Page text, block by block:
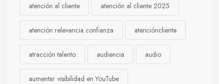
atención al cliente atención al cliente 2025
atención relevancia confianza atencióncliente
atracción talento audiencia audio
aumentar visibilidad en YouTube